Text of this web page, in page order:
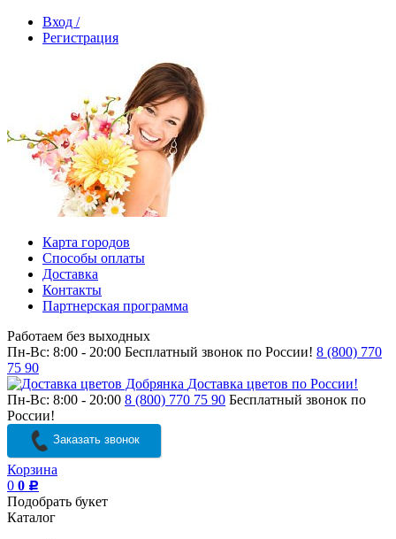
Вход /
Регистрация
Карта городов
Способы оплаты
Доставка
Контакты
Партнерская программа
Работаем без выходных
Пн-Вс: 8:00 - 20:00 Бесплатный звонок по России! 8 (800) 770
75 90
Доставка цветов по России!
Пн-Вс: 8:00 - 20:00 8 (800) 770 75 90 Бесплатный звонок по
России!
Заказать звонок
Корзина
0 0 Р
Подобрать букет
Каталог